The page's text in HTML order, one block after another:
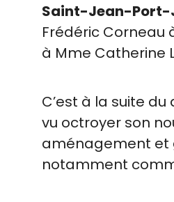
Saint-Jean-Port-
Frédéric Corneau
à Mme Catherine
C’est à la suite
vu octroyer son
aménagement et
notamment